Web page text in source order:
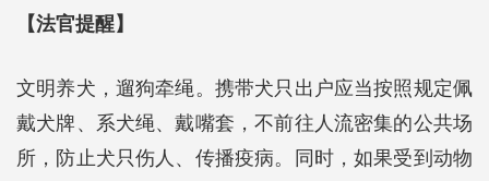
【法官提醒】
文明养犬，遛狗牵绳。携带犬只出户应当按照规定佩
戴犬牌、系犬绳、戴嘴套，不前往人流密集的公共场
所，防止犬只伤人、传播疫病。同时，如果受到动物